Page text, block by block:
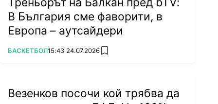
В България сме фаворити, в
Европа – аутсайдери
ПОВЕЧЕ ОТ
БАСКЕТБОЛ15:43 24.07.2026 add favorites
Везенков посочи кой трябва да